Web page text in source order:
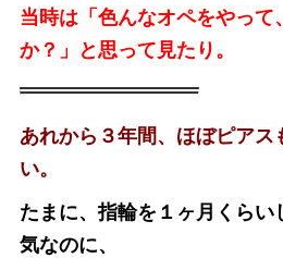
当時は「色んなオペをやって
か？」と思って見たり。
あれから３年間、ほぼピアス
い。
たまに、指輪を１ヶ月くらい
気なのに、